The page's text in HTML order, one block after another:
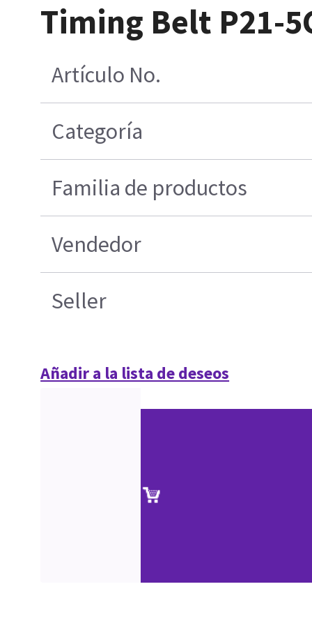
Timing Belt P21-
Artículo No.
Categoría
Familia de productos
Vendedor
Seller
Añadir a la lista de deseos